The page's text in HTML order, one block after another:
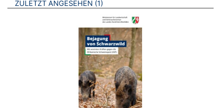
ZULETZT ANGESEHEN 1 BROSCHÜREN